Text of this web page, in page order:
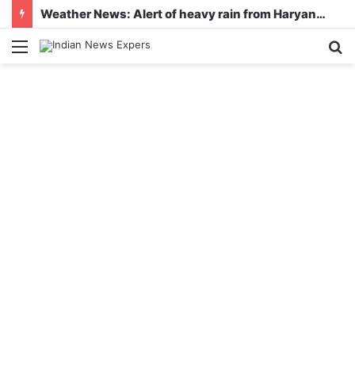
Weather News: Alert of heavy rain from Haryana-Gujarat to Odisha, monsoon is active in many states
Menu